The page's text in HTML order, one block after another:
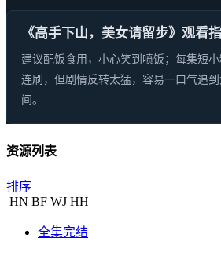
《高手下山，美女请留步》观看
建议配饭食用，小心笑到喷饭；每集短
连刷，但剧情反转太猛，容易一口气追
间。
资源列表
排序
HN BF WJ HH
全集完结